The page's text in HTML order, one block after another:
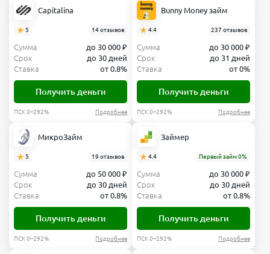
Capitalina
5 14 отзывов
Сумма
до 30 000 ₽
Срок
до 30 дней
Ставка
от 0.8%
Получить деньги
ПСК 0–292% Подробнее
Bunny Money займ
4.4 237 отзывов
Сумма
до 30 000 ₽
Срок
до 31 дней
Ставка
от 0%
Получить деньги
ПСК 0–292% Подробнее
МикроЗайм
5 19 отзывов
Сумма
до 50 000 ₽
Срок
до 30 дней
Ставка
от 0.8%
Получить деньги
ПСК 0–292% Подробнее
Займер
4.4 Первый займ 0%
Сумма
до 30 000 ₽
Срок
до 30 дней
Ставка
от 0.8%
Получить деньги
ПСК 0–292% Подробнее